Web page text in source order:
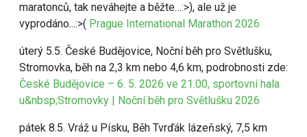
maratonců, tak neváhejte a běžte…:>), ale už je
vyprodáno...:>( Prague International Marathon 2026
úterý 5.5. České Budějovice, Noční běh pro Světlušku,
Stromovka, běh na 2,3 km nebo 4,6 km, podrobnosti zde:
České Budějovice – 6. 5. 2026 ve 21.00, sportovní hala
u&nbsp;Stromovky | Noční běh pro Světlušku 2026
pátek 8.5. Vráž u Písku, Běh Tvrďák lázeňský, 7,5 km